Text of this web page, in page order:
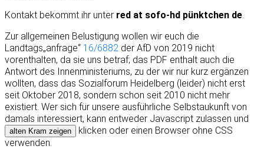
Kontakt bekommt ihr unter red at sofo-hd pünktchen de.
Zur allgemeinen Belustigung wollen wir euch die
Landtags„anfrage“ 16/6882 der AfD von 2019 nicht
vorenthalten, da sie uns betraf; das PDF enthalt auch die
Antwort des Innenministeriums, zu der wir nur kurz ergänzen
wollten, dass das Sozialforum Heidelberg (leider) nicht erst
seit Oktober 2018, sondern schon seit 2010 nicht mehr
existiert. Wer sich für unsere ausführliche Selbstaukunft von
damals interessiert, kann entweder Javascript zulassen und
alten Kram zeigen
klicken oder einen Browser ohne CSS
verwenden.